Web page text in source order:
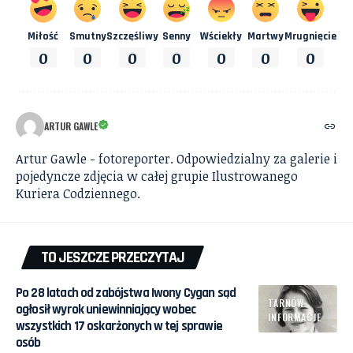
Miłość
0
Smutny
0
Szczęśliwy
0
Senny
0
Wściekły
0
Martwy
0
Mrugnięcie
0
ARTUR GAWLE
Artur Gawle - fotoreporter. Odpowiedzialny za galerie i
pojedyncze zdjęcia w całej grupie Ilustrowanego
Kuriera Codziennego.
TO JESZCZE PRZECZYTAJ
TARNÓW
INFORMACJE
Po 28 latach od zabójstwa Iwony Cygan sąd
ogłosił wyrok uniewinniający wobec
wszystkich 17 oskarżonych w tej sprawie
osób